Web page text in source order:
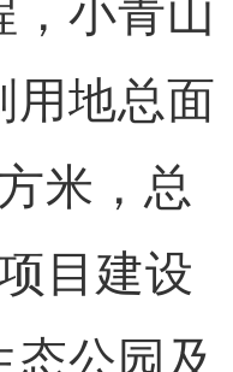
，小青山
用地总面
米，总
目建设
公园及